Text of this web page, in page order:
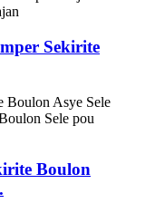
Sekirite
Boulon